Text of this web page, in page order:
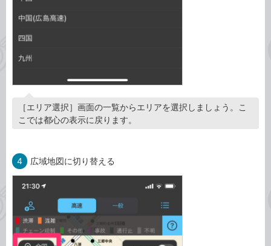
［エリア選択］画面の一覧からエリアを選択しましょう。こ
こでは都心の表示に戻ります。
4 広域地図に切り替える